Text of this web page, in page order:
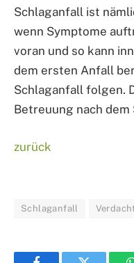
Schlaganfall ist
wenn Symptome
voran und so kann
dem ersten Anfall
Schlaganfall folgen.
Betreuung nach
zurück
Schlaganfall